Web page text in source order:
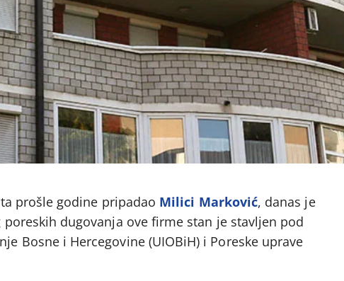
prošle godine pripadao Milici Marković, danas je
dugovanja ove firme stan je stavljen pod
Bosne i Hercegovine (UIOBiH) i Poreske uprave